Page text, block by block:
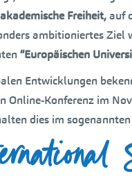
akademische Freiheit,auf
ambitioniertes
“Europäischen
Entwicklungen
Konferenz im
dies im